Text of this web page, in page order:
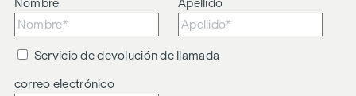
Nombre Apellido
Servicio de devolución de llamada
correo electrónico